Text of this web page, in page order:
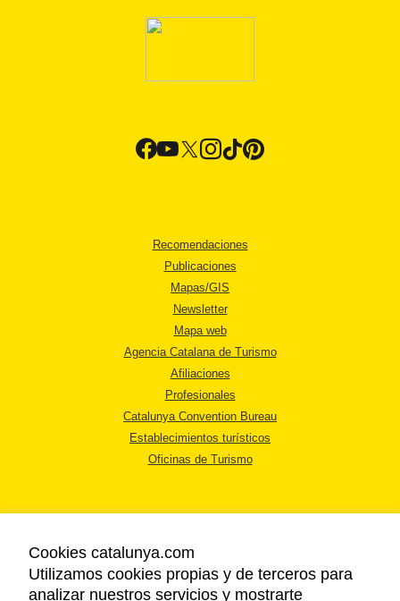
Recomendaciones
Publicaciones
Mapas/GIS
Newsletter
Mapa web
Agencia Catalana de Turismo
Afiliaciones
Profesionales
Catalunya Convention Bureau
Establecimientos turísticos
Oficinas de Turismo
AVISO LEGAL
Cookies catalunya.com
Utilizamos cookies propias y de terceros para
analizar nuestros servicios y mostrarte